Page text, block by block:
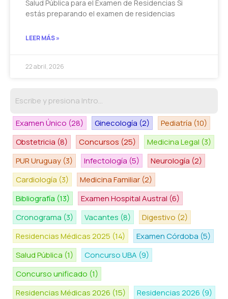
Salud Pública para el Examen de Residencias Si
estás preparando el examen de residencias
LEER MÁS »
22 abril, 2026
Examen Único (28) Ginecología (2) Pediatría (10)
Obstetricia (8) Concursos (25) Medicina Legal (3)
PUR Uruguay (3) Infectología (5) Neurología (2)
Cardiología (3) Medicina Familiar (2)
Bibliografía (13) Examen Hospital Austral (6)
Cronograma (3) Vacantes (8) Digestivo (2)
Residencias Médicas 2025 (14) Examen Córdoba (5)
Salud Pública (1) Concurso UBA (9)
Concurso unificado (1)
Residencias Médicas 2026 (15) Residencias 2026 (9)